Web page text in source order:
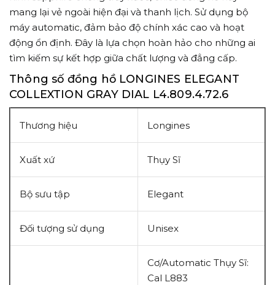
mang lại vẻ ngoài hiện đại và thanh lịch. Sử dụng bộ
máy automatic, đảm bảo độ chính xác cao và hoạt
động ổn định. Đây là lựa chọn hoàn hảo cho những ai
tìm kiếm sự kết hợp giữa chất lượng và đẳng cấp.
Thông số đồng hồ LONGINES ELEGANT
COLLEXTION GRAY DIAL L4.809.4.72.6
Thương hiệu Longines
Xuất xứ Thụy Sĩ
Bộ sưu tập Elegant
Đối tượng sử dụng Unisex
Cơ/Automatic Thụy Sĩ:
Cal L883